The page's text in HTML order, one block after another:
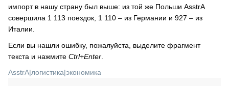
импорт в нашу страну был выше: из той же Польши AsstrA
совершила 1 113 поездок, 1 110 – из Германии и 927 – из
Италии.
Если вы нашли ошибку, пожалуйста, выделите фрагмент
текста и нажмите Ctrl+Enter
AsstrA|логистика|экономика